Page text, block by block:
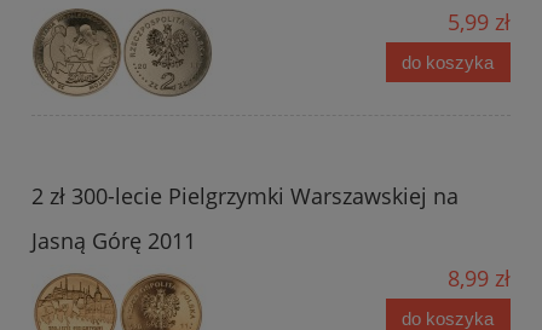
5,99 zł
do koszyka
2 zł 300-lecie Pielgrzymki Warszawskiej na
Jasną Górę 2011
8,99 zł
do koszyka